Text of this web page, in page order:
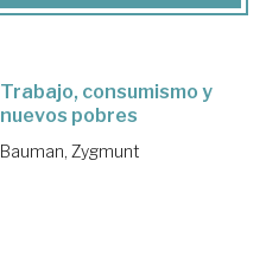
Trabajo, consumismo y
nuevos pobres
Bauman, Zygmunt